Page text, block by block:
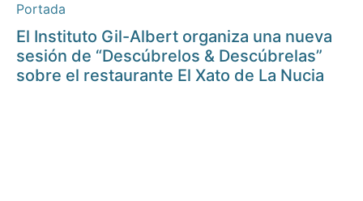
Portada
El Instituto Gil-Albert organiza una nueva
sesión de “Descúbrelos & Descúbrelas”
sobre el restaurante El Xato de La Nucia